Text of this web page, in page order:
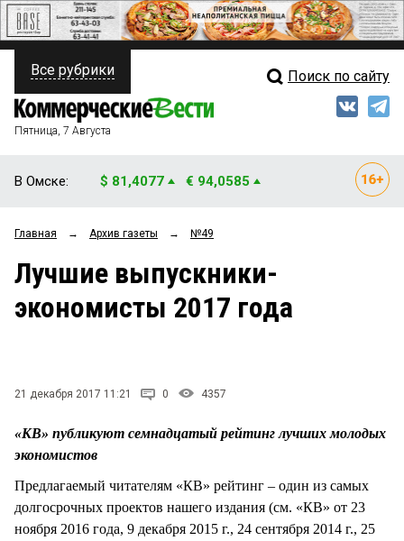
ПОЛИТИКА
ФИНАНСЫ
ОБЩЕСТВО
ЗАКОН
СТИЛЬ ЖИЗНИ
Свежий выпуск
Рейтинги
Блоги
Все рубрики Поиск по сайту
Пятница, 7 Августа
В Омске: $ 81,4077 € 94,0585
Главная → Архив газеты → №49
Лучшие выпускники-
экономисты 2017 года
21 декабря 2017 11:21 0 4357
«КВ» публикуют семнадцатый рейтинг лучших молодых
экономистов
Предлагаемый читателям «КВ» рейтинг – один из самых
долгосрочных проектов нашего издания (см. «КВ» от 23
ноября 2016 года, 9 декабря 2015 г., 24 сентября 2014 г., 25